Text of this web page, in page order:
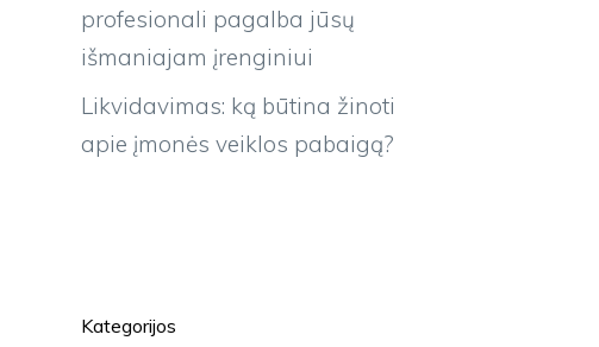
profesionali pagalba jūsų
išmaniajam įrenginiui
Likvidavimas: ką būtina žinoti
apie įmonės veiklos pabaigą?
Kategorijos